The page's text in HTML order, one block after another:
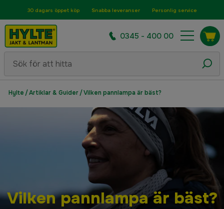
30 dagars öppet köp Snabba leveranser Personlig service
0345 - 400 00
Hylte /Artiklar & Guider/Vilken pannlampa är bäst?
Vilken pannlampa är bäst?